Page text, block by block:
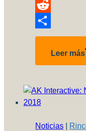
Pinterest
Reddit
Compartir
Leer más
Noticias